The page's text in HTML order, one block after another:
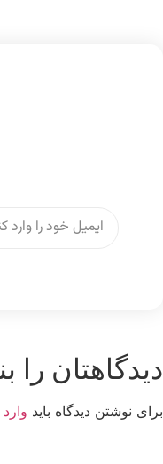
دیدگاهتان را
برای نوشتن دیدگاه باید